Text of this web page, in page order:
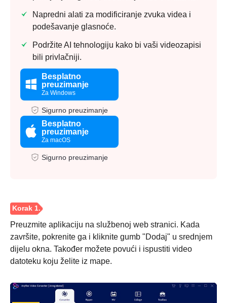
Napredni alati za modificiranje zvuka videa i
podešavanje glasnoće.
Podržite AI tehnologiju kako bi vaši videozapisi
bili privlačniji.
Besplatno
preuzimanje
Za Windows
Sigurno preuzimanje
Besplatno
preuzimanje
Za macOS
Sigurno preuzimanje
Preuzmite aplikaciju na službenoj web stranici. Kada
završite, pokrenite ga i kliknite gumb "Dodaj" u srednjem
dijelu okna. Također možete povući i ispustiti video
datoteku koju želite iz mape.